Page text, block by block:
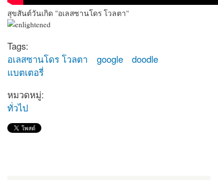
สุขสันต์วันเกิด "อเลสซานโดร โวลตา"
Tags:
อเลสซานโดร โวลตา
google
doodle
แบตเตอรี่
หมวดหมู่:
ทั่วไป